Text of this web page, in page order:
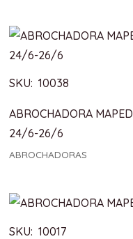
SKU: 10038
ABROCHADORA
24/6-26/6
ABROCHADORAS
SKU: 10017